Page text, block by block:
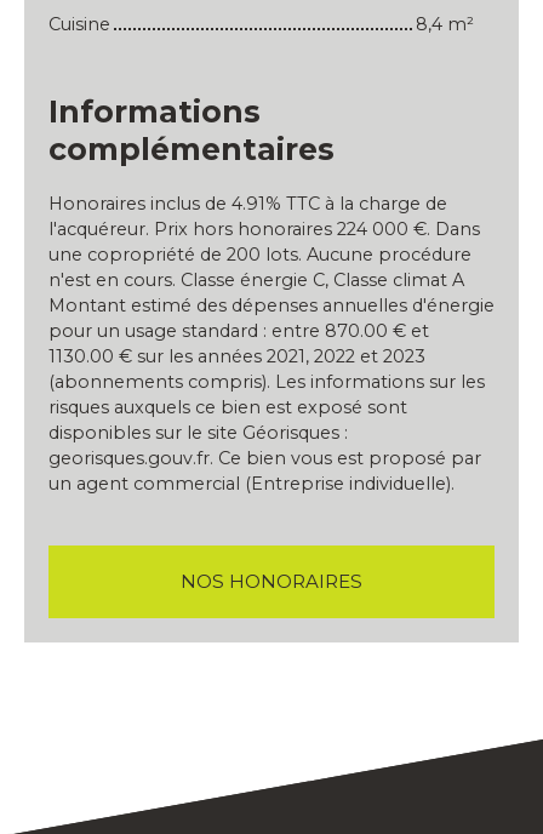
Cuisine
8,4 m²
Informations
complémentaires
Honoraires inclus de 4.91% TTC à la charge de
l'acquéreur. Prix hors honoraires 224 000 €. Dans
une copropriété de 200 lots. Aucune procédure
n'est en cours. Classe énergie C, Classe climat A
Montant estimé des dépenses annuelles d'énergie
pour un usage standard : entre 870.00 € et
1130.00 € sur les années 2021, 2022 et 2023
(abonnements compris). Les informations sur les
risques auxquels ce bien est exposé sont
disponibles sur le site Géorisques :
georisques.gouv.fr. Ce bien vous est proposé par
un agent commercial (Entreprise individuelle).
NOS HONORAIRES